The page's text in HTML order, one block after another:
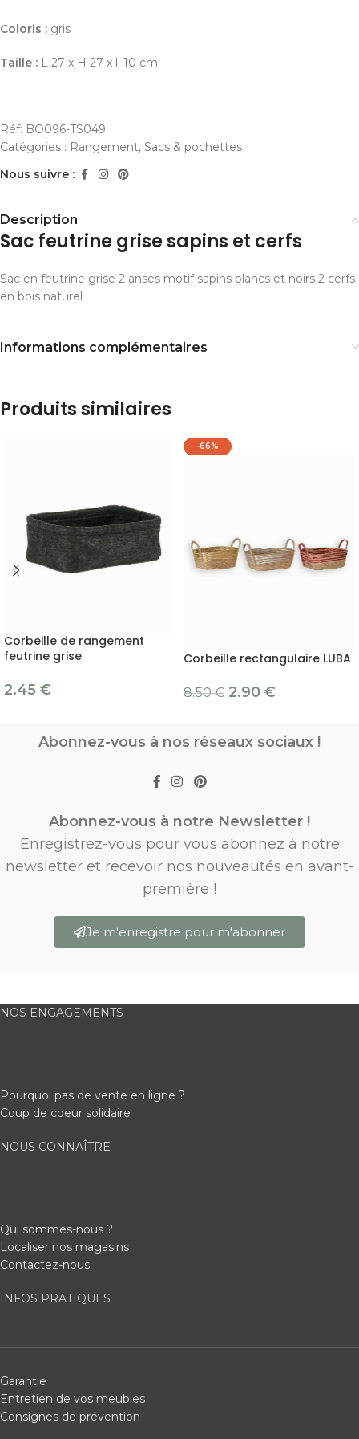
Coloris : gris
Taille : L 27 x H 27 x l. 10 cm
Réf: BO096-TS049
Catégories : Rangement, Sacs & pochettes
Nous suivre :
Description
Sac feutrine grise sapins et cerfs
Sac en feutrine grise 2 anses motif sapins blancs et noirs 2 cerfs
en bois naturel
Informations complémentaires
Produits similaires
Corbeille de rangement
feutrine grise
2.45 €
-66%
Corbeille rectangulaire LUBA
8.50€ 2.90 €
Abonnez-vous à nos réseaux sociaux !
Abonnez-vous à notre Newsletter !
Enregistrez-vous pour vous abonnez à notre
newsletter et recevoir nos nouveautés en avant-
première !
Je m'enregistre pour m'abonner
NOS ENGAGEMENTS
Pourquoi pas de vente en ligne ?
Coup de coeur solidaire
NOUS CONNAÎTRE
Qui sommes-nous ?
Localiser nos magasins
Contactez-nous
INFOS PRATIQUES
Garantie
Entretien de vos meubles
Consignes de prévention